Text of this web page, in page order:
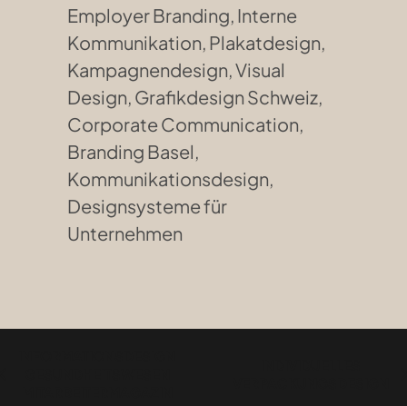
Employer Branding, Interne
Kommunikation, Plakatdesign,
Kampagnendesign, Visual
Design, Grafikdesign Schweiz,
Corporate Communication,
Branding Basel,
Kommunikationsdesign,
Designsysteme für
Unternehmen